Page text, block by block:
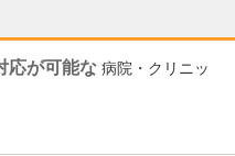
応が可能な 病院・クリニッ